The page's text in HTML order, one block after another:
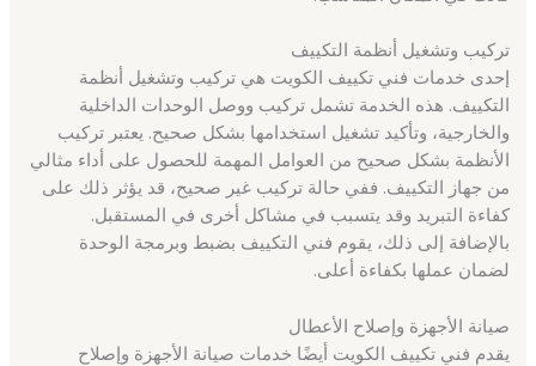
تركيب وتشغيل أنظمة التكييف
إحدى خدمات فني تكييف الكويت هي تركيب وتشغيل أنظمة
التكييف. هذه الخدمة تشمل تركيب ووصل الوحدات الداخلية
والخارجية، وتأكيد تشغيل استخدامها بشكل صحيح. يعتبر تركيب
الأنظمة بشكل صحيح من العوامل المهمة للحصول على أداء مثالي
من جهاز التكييف. ففي حالة تركيب غير صحيح، قد يؤثر ذلك على
كفاءة التبريد وقد يتسبب في مشاكل أخرى في المستقبل.
بالإضافة إلى ذلك، يقوم فني التكييف بضبط وبرمجة الوحدة
لضمان عملها بكفاءة أعلى.
صيانة الأجهزة وإصلاح الأعطال
يقدم فني تكييف الكويت أيضًا خدمات صيانة الأجهزة وإصلاح